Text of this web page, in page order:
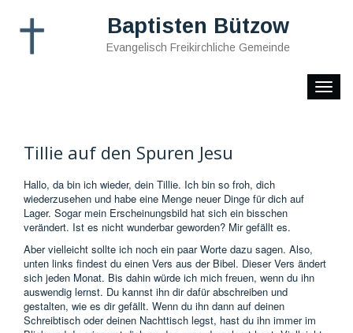
Baptisten Bützow
Evangelisch Freikirchliche Gemeinde
Toggle
Tillie auf den Spuren Jesu
Hallo, da bin ich wieder, dein Tillie. Ich bin so froh, dich
wiederzusehen und habe eine Menge neuer Dinge für dich auf
Lager. Sogar mein Erscheinungsbild hat sich ein bisschen
verändert. Ist es nicht wunderbar geworden? Mir gefällt es.
Aber vielleicht sollte ich noch ein paar Worte dazu sagen. Also,
unten links findest du einen Vers aus der Bibel. Dieser Vers ändert
sich jeden Monat. Bis dahin würde ich mich freuen, wenn du ihn
auswendig lernst. Du kannst ihn dir dafür abschreiben und
gestalten, wie es dir gefällt. Wenn du ihn dann auf deinen
Schreibtisch oder deinen Nachttisch legst, hast du ihn immer im